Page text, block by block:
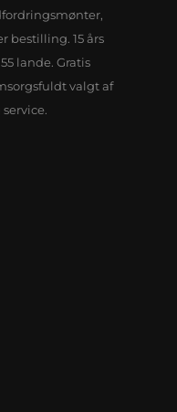
bestilling. 15 års
lande. Gratis
valgt af